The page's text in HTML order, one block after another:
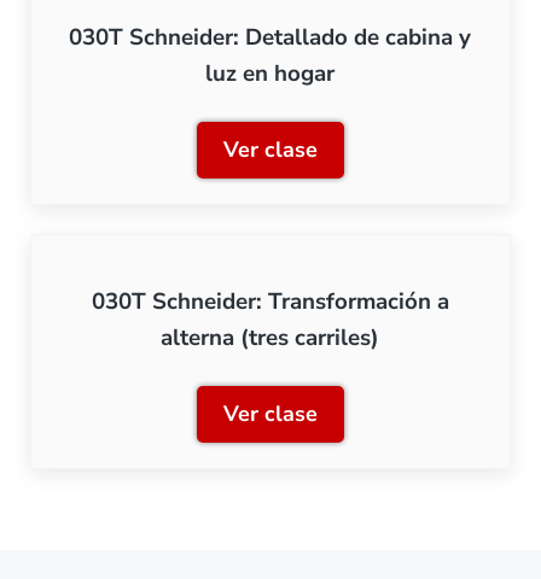
030T Schneider: Detallado de cabina y
luz en hogar
Ver clase030T Schneider:
030T Schneider: Transformación a
alterna (tres carriles)
Ver clase030T Schneider: